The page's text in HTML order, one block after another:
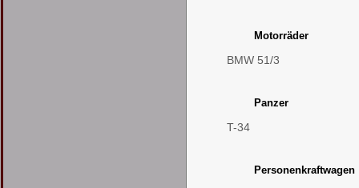
Motorräder
BMW 51/3
Panzer
T-34
Personenkraftwagen